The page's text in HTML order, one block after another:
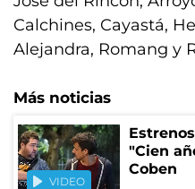
Calchines, Cayastá,
Alejandra, Romang y
Más noticias
VIDEO
"Cien
Coben